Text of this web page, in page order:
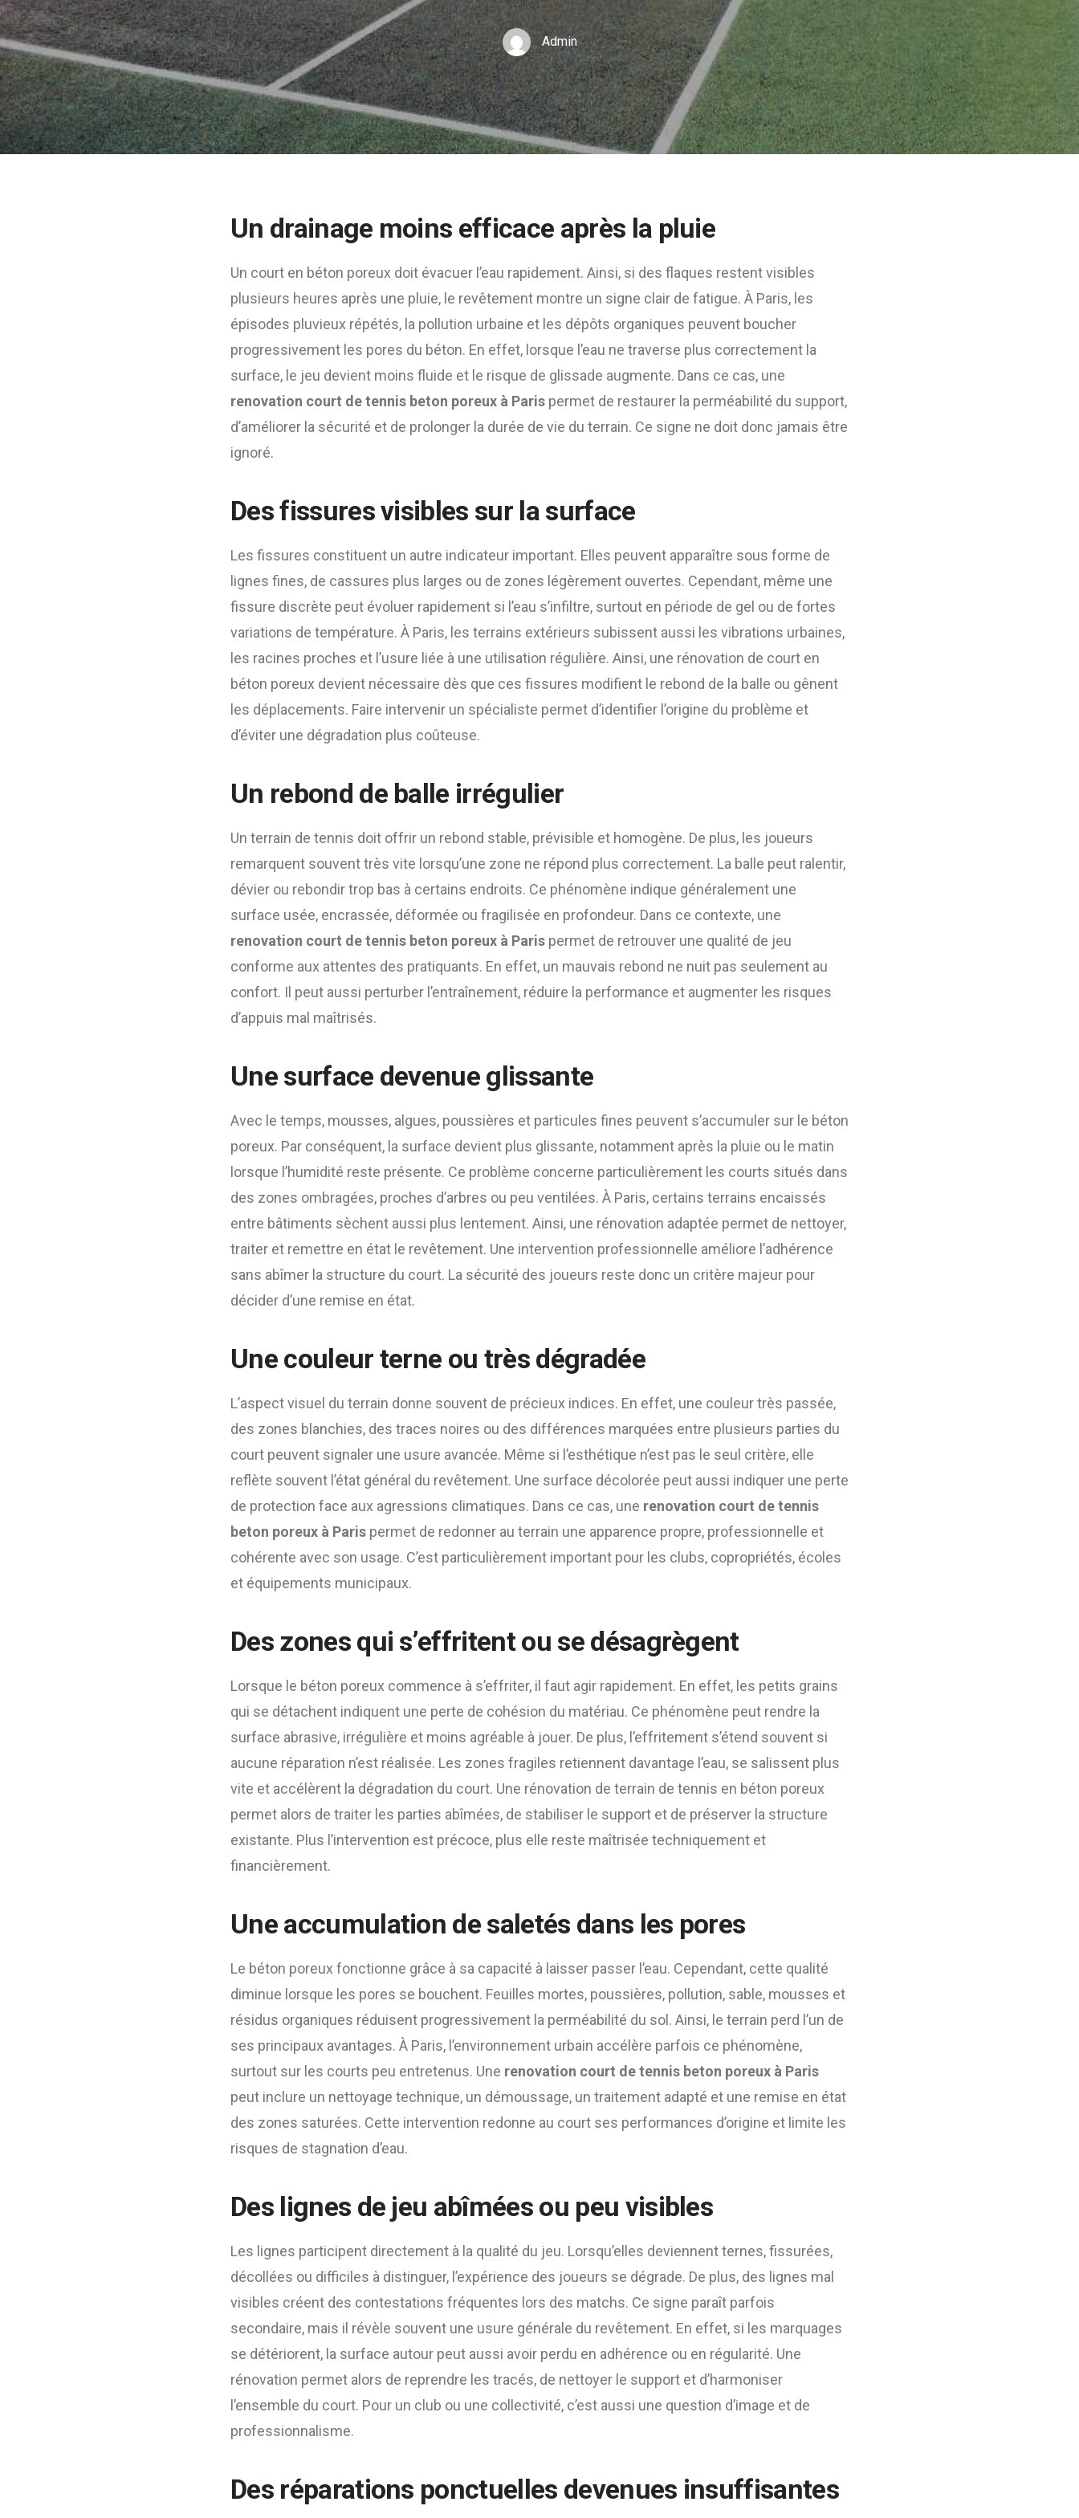
Admin
Un drainage moins efficace après la pluie
Un court en béton poreux doit évacuer l’eau rapidement. Ainsi, si des flaques restent visibles
plusieurs heures après une pluie, le revêtement montre un signe clair de fatigue. À Paris, les
épisodes pluvieux répétés, la pollution urbaine et les dépôts organiques peuvent boucher
progressivement les pores du béton. En effet, lorsque l’eau ne traverse plus correctement la
surface, le jeu devient moins fluide et le risque de glissade augmente. Dans ce cas, une
renovation court de tennis beton poreux à Paris permet de restaurer la perméabilité du support,
d’améliorer la sécurité et de prolonger la durée de vie du terrain. Ce signe ne doit donc jamais être
ignoré.
Des fissures visibles sur la surface
Les fissures constituent un autre indicateur important. Elles peuvent apparaître sous forme de
lignes fines, de cassures plus larges ou de zones légèrement ouvertes. Cependant, même une
fissure discrète peut évoluer rapidement si l’eau s’infiltre, surtout en période de gel ou de fortes
variations de température. À Paris, les terrains extérieurs subissent aussi les vibrations urbaines,
les racines proches et l’usure liée à une utilisation régulière. Ainsi, une rénovation de court en
béton poreux devient nécessaire dès que ces fissures modifient le rebond de la balle ou gênent
les déplacements. Faire intervenir un spécialiste permet d’identifier l’origine du problème et
d’éviter une dégradation plus coûteuse.
Un rebond de balle irrégulier
Un terrain de tennis doit offrir un rebond stable, prévisible et homogène. De plus, les joueurs
remarquent souvent très vite lorsqu’une zone ne répond plus correctement. La balle peut ralentir,
dévier ou rebondir trop bas à certains endroits. Ce phénomène indique généralement une
surface usée, encrassée, déformée ou fragilisée en profondeur. Dans ce contexte, une
renovation court de tennis beton poreux à Paris permet de retrouver une qualité de jeu
conforme aux attentes des pratiquants. En effet, un mauvais rebond ne nuit pas seulement au
confort. Il peut aussi perturber l’entraînement, réduire la performance et augmenter les risques
d’appuis mal maîtrisés.
Une surface devenue glissante
Avec le temps, mousses, algues, poussières et particules fines peuvent s’accumuler sur le béton
poreux. Par conséquent, la surface devient plus glissante, notamment après la pluie ou le matin
lorsque l’humidité reste présente. Ce problème concerne particulièrement les courts situés dans
des zones ombragées, proches d’arbres ou peu ventilées. À Paris, certains terrains encaissés
entre bâtiments sèchent aussi plus lentement. Ainsi, une rénovation adaptée permet de nettoyer,
traiter et remettre en état le revêtement. Une intervention professionnelle améliore l’adhérence
sans abîmer la structure du court. La sécurité des joueurs reste donc un critère majeur pour
décider d’une remise en état.
Une couleur terne ou très dégradée
L’aspect visuel du terrain donne souvent de précieux indices. En effet, une couleur très passée,
des zones blanchies, des traces noires ou des différences marquées entre plusieurs parties du
court peuvent signaler une usure avancée. Même si l’esthétique n’est pas le seul critère, elle
reflète souvent l’état général du revêtement. Une surface décolorée peut aussi indiquer une perte
de protection face aux agressions climatiques. Dans ce cas, une renovation court de tennis
beton poreux à Paris permet de redonner au terrain une apparence propre, professionnelle et
cohérente avec son usage. C’est particulièrement important pour les clubs, copropriétés, écoles
et équipements municipaux.
Des zones qui s’effritent ou se désagrègent
Lorsque le béton poreux commence à s’effriter, il faut agir rapidement. En effet, les petits grains
qui se détachent indiquent une perte de cohésion du matériau. Ce phénomène peut rendre la
surface abrasive, irrégulière et moins agréable à jouer. De plus, l’effritement s’étend souvent si
aucune réparation n’est réalisée. Les zones fragiles retiennent davantage l’eau, se salissent plus
vite et accélèrent la dégradation du court. Une rénovation de terrain de tennis en béton poreux
permet alors de traiter les parties abîmées, de stabiliser le support et de préserver la structure
existante. Plus l’intervention est précoce, plus elle reste maîtrisée techniquement et
financièrement.
Une accumulation de saletés dans les pores
Le béton poreux fonctionne grâce à sa capacité à laisser passer l’eau. Cependant, cette qualité
diminue lorsque les pores se bouchent. Feuilles mortes, poussières, pollution, sable, mousses et
résidus organiques réduisent progressivement la perméabilité du sol. Ainsi, le terrain perd l’un de
ses principaux avantages. À Paris, l’environnement urbain accélère parfois ce phénomène,
surtout sur les courts peu entretenus. Une renovation court de tennis beton poreux à Paris
peut inclure un nettoyage technique, un démoussage, un traitement adapté et une remise en état
des zones saturées. Cette intervention redonne au court ses performances d’origine et limite les
risques de stagnation d’eau.
Des lignes de jeu abîmées ou peu visibles
Les lignes participent directement à la qualité du jeu. Lorsqu’elles deviennent ternes, fissurées,
décollées ou difficiles à distinguer, l’expérience des joueurs se dégrade. De plus, des lignes mal
visibles créent des contestations fréquentes lors des matchs. Ce signe paraît parfois
secondaire, mais il révèle souvent une usure générale du revêtement. En effet, si les marquages
se détériorent, la surface autour peut aussi avoir perdu en adhérence ou en régularité. Une
rénovation permet alors de reprendre les tracés, de nettoyer le support et d’harmoniser
l’ensemble du court. Pour un club ou une collectivité, c’est aussi une question d’image et de
professionnalisme.
Des réparations ponctuelles devenues insuffisantes